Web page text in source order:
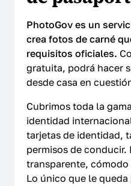
Centro de ayuda
Preguntas frecuentes
Cómo funciona
LEGAL
Condiciones de uso
Política de privacidad
PhotoGov es un
crea fotos de carné
requisitos oficiales.
gratuita, podrá hacer
desde casa en
Cubrimos toda la
identidad
tarjetas de identidad,
permisos de conducir.
transparente,
Lo único que le